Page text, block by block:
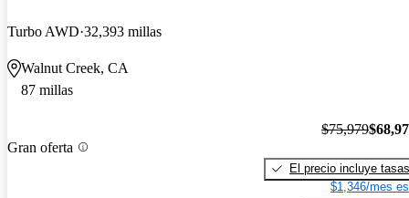
Turbo AWD 32,393 millas
Walnut Creek, CA
87 millas
Gran oferta
$75,979
El precio incluye tasas
$1,346/mes